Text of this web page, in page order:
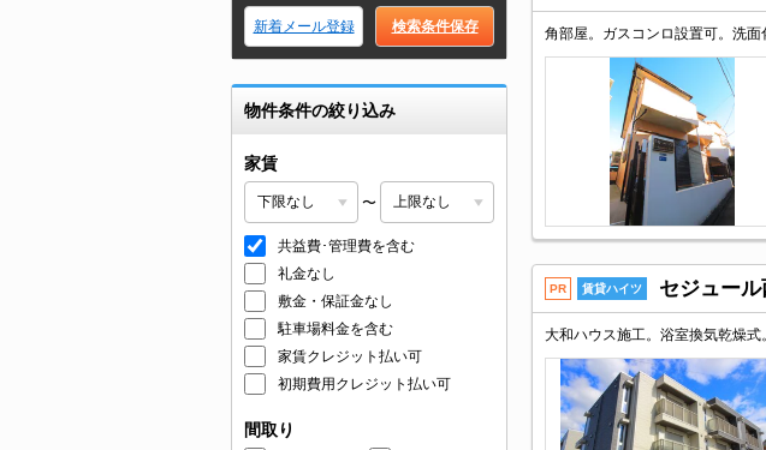
新着メール登録 検索条件保存
物件条件の絞り込み
家賃
〜
共益費･管理費を含む
礼金なし
敷金・保証金なし
駐車場料金を含む
家賃クレジット払い可
初期費用クレジット払い可
間取り
PR 賃貸ハイツ セジュール